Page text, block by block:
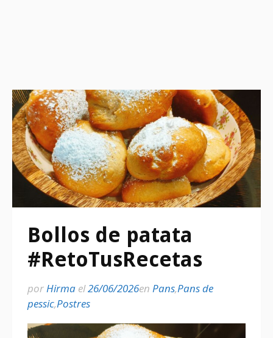
Bollos de patata
#RetoTusRecetas
porHirma el26/06/2026en Pans,Pans de
pessic,Postres